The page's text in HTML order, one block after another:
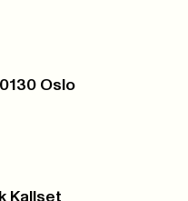
Oslo
Kallset